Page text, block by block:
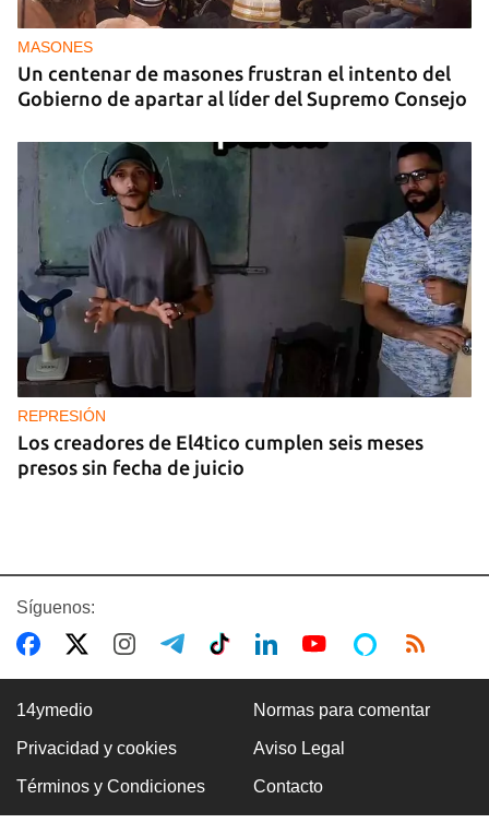
MASONES
Un centenar de masones frustran el intento del
Gobierno de apartar al líder del Supremo Consejo
REPRESIÓN
Los creadores de El4tico cumplen seis meses
presos sin fecha de juicio
BANCARIZACIÓN
La ausencia de un mercado de divisas operativo
Síguenos:
14ymedio Normas para comentar
Privacidad y cookies Aviso Legal
Términos y Condiciones Contacto